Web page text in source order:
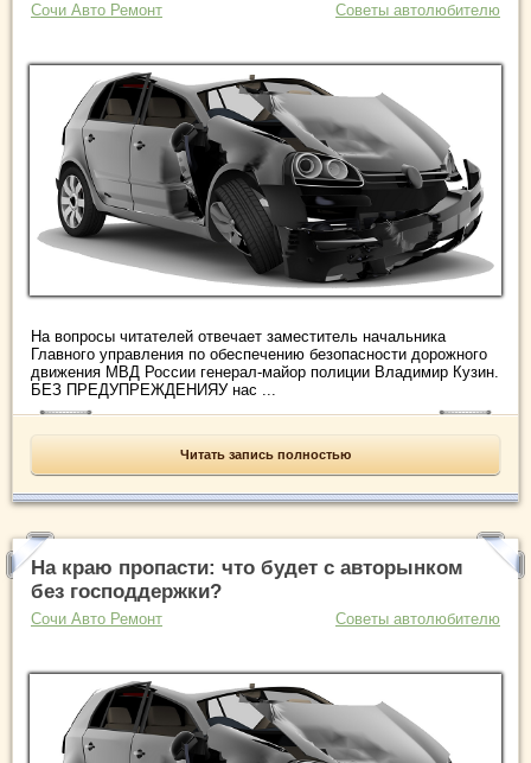
Сочи Авто Ремонт Советы автолюбителю
На вопросы читателей отвечает заместитель начальника
Главного управления по обеспечению безопасности дорожного
движения МВД России генерал-майор полиции Владимир Кузин.
БЕЗ ПРЕДУПРЕЖДЕНИЯУ нас ...
Читать запись полностью
На краю пропасти: что будет с авторынком
без господдержки?
Сочи Авто Ремонт Советы автолюбителю